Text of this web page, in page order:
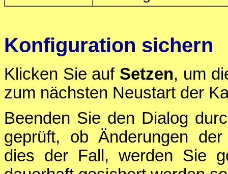
Konfiguration sichern
Klicken Sie auf Setzen, um
zum nächsten Neustart der
Beenden Sie den Dialog
geprüft, ob Änderungen
dies der Fall, werden Sie